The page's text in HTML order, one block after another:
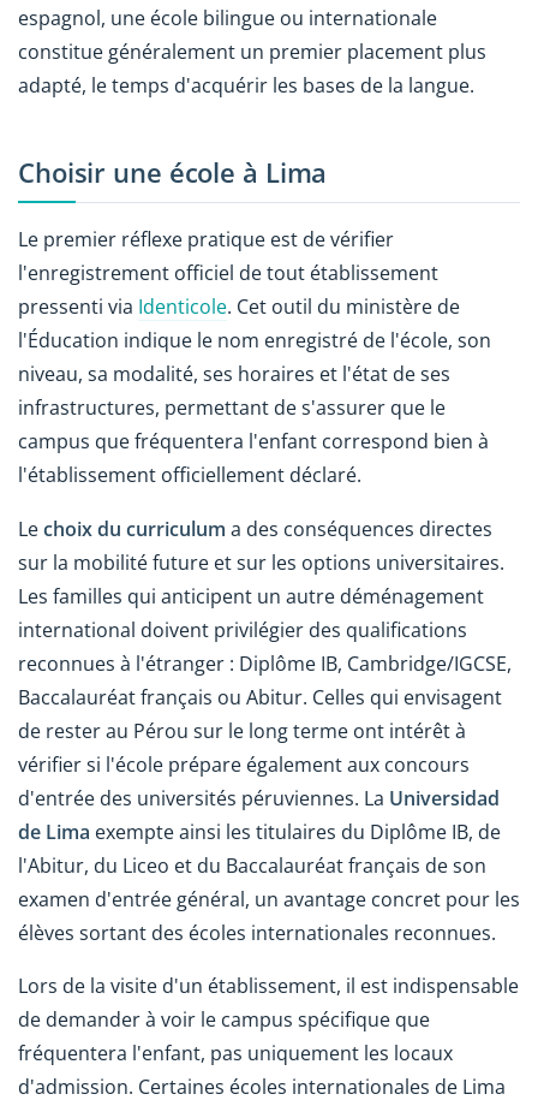
espagnol, une école bilingue ou internationale
constitue généralement un premier placement plus
adapté, le temps d'acquérir les bases de la langue.
Choisir une école à Lima
Le premier réflexe pratique est de vérifier
l'enregistrement officiel de tout établissement
pressenti via Identicole. Cet outil du ministère de
l'Éducation indique le nom enregistré de l'école, son
niveau, sa modalité, ses horaires et l'état de ses
infrastructures, permettant de s'assurer que le
campus que fréquentera l'enfant correspond bien à
l'établissement officiellement déclaré.
Lechoix du curriculum a des conséquences directes
sur la mobilité future et sur les options universitaires.
Les familles qui anticipent un autre déménagement
international doivent privilégier des qualifications
reconnues à l'étranger : Diplôme IB, Cambridge/IGCSE,
Baccalauréat français ou Abitur. Celles qui envisagent
de rester au Pérou sur le long terme ont intérêt à
vérifier si l'école prépare également aux concours
d'entrée des universités péruviennes. La Universidad
de Lima exempte ainsi les titulaires du Diplôme IB, de
l'Abitur, du Liceo et du Baccalauréat français de son
examen d'entrée général, un avantage concret pour les
élèves sortant des écoles internationales reconnues.
Lors de la visite d'un établissement, il est indispensable
de demander à voir le campus spécifique que
fréquentera l'enfant, pas uniquement les locaux
d'admission. Certaines écoles internationales de Lima